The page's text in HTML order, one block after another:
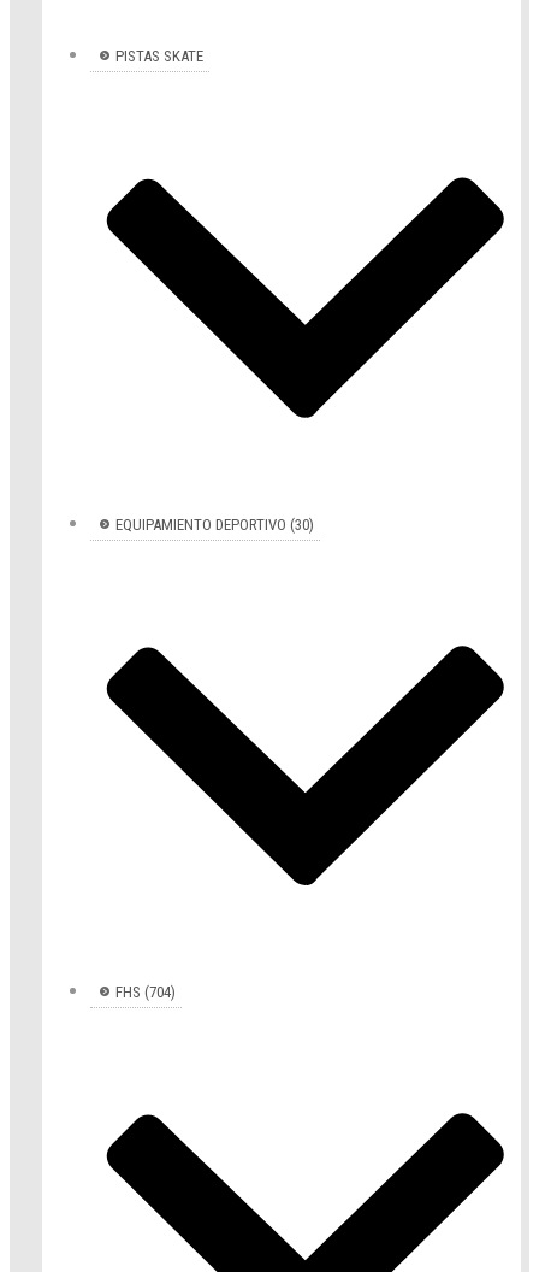
PISTAS SKATE
EQUIPAMIENTO DEPORTIVO (30)
FHS (704)